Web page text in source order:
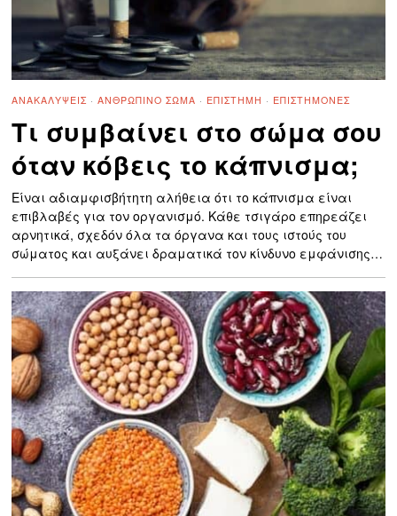
ΑΝΑΚΑΛΎΨΕΙΣ · ΑΝΘΡΏΠΙΝΟ ΣΏΜΑ · ΕΠΙΣΤΉΜΗ · ΕΠΙΣΤΉΜΟΝΕΣ
Τι συμβαίνει στο σώμα σου
όταν κόβεις το κάπνισμα;
Είναι αδιαμφισβήτητη αλήθεια ότι το κάπνισμα είναι
επιβλαβές για τον οργανισμό. Κάθε τσιγάρο επηρεάζει
αρνητικά, σχεδόν όλα τα όργανα και τους ιστούς του
σώματος και αυξάνει δραματικά τον κίνδυνο εμφάνισης…